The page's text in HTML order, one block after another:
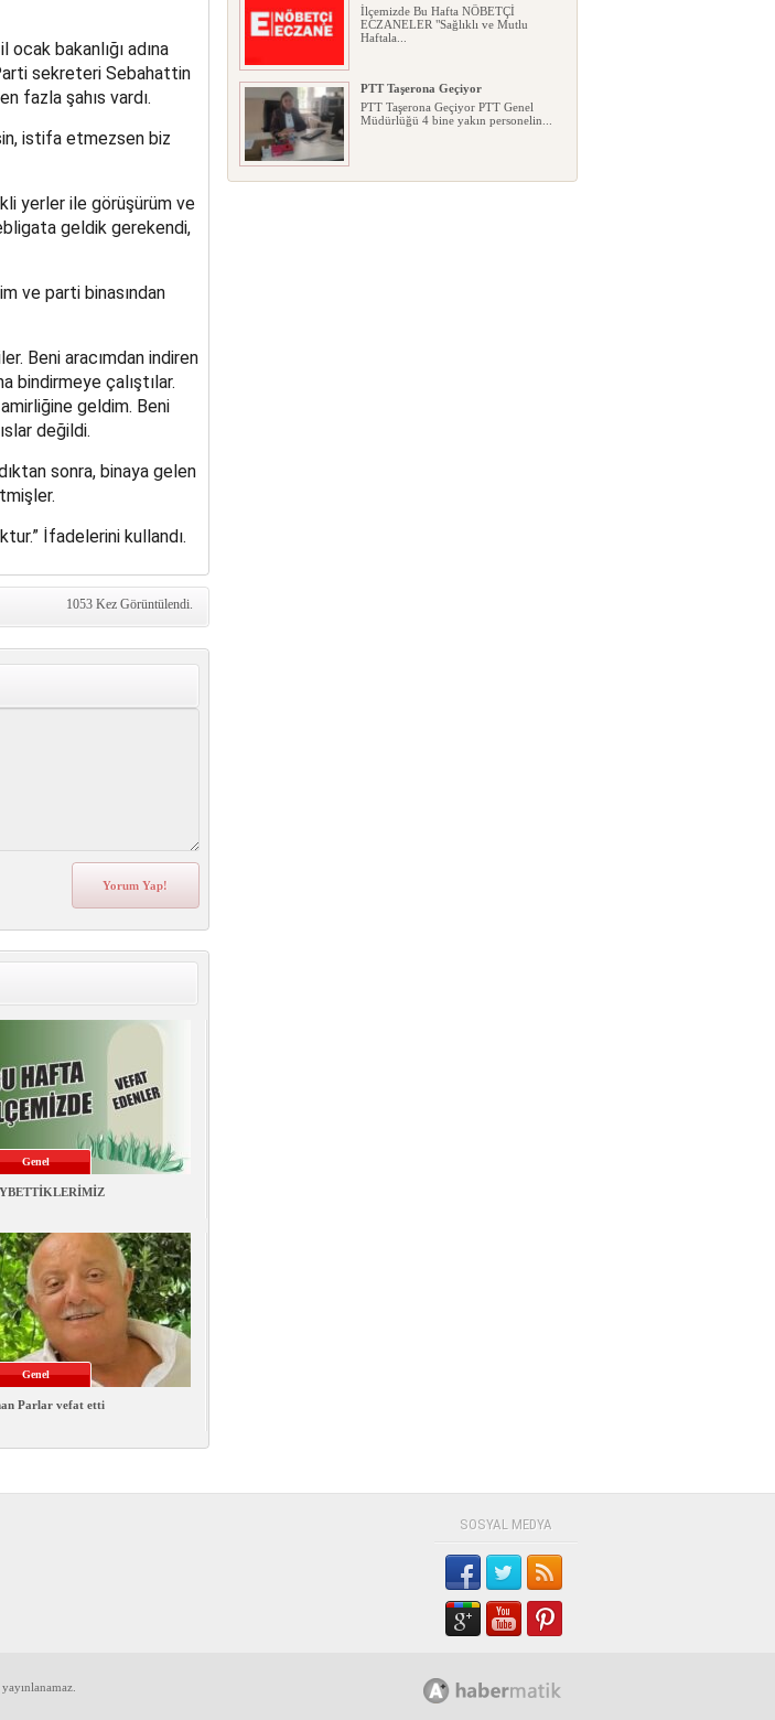
ocak bakanlığı adına
sekreteri Sebahattin
fazla şahıs vardı.
istifa etmezsen biz
yerler ile görüşürüm ve
geldik gerekendi,
ve parti binasından
Beni aracımdan indiren
bindirmeye çalıştılar.
geldim. Beni
değildi.
sonra, binaya gelen
İfadelerini kullandı.
1053 Kez Görüntülendi.
Genel
Genel
Parlar vefat etti
İlçemizde Bu Hafta NÖBETÇİ
ECZANELER "Sağlıklı ve Mutlu
Haftala...
PTT Taşerona Geçiyor
PTT Taşerona Geçiyor PTT Genel
Müdürlüğü 4 bine yakın personelin...
Erhan Parlar vefat etti
SOSYAL MEDYA